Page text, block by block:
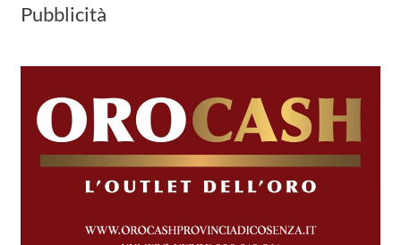
Pubblicità